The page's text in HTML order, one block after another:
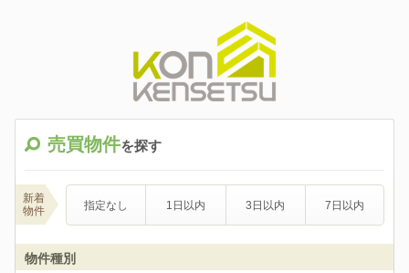
売買物件を探す
新着
物件
指定なし 1日以内 3日以内 7日以内
物件種別